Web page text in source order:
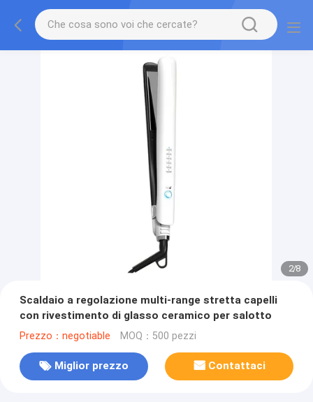
2/8
Scaldaio a regolazione multi-range stretta capelli
con rivestimento di glasso ceramico per salotto
Prezzo：negotiable MOQ：500 pezzi
Miglior prezzo Contattaci